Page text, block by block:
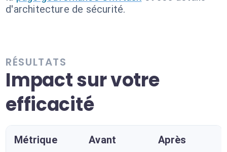
d'architecture de sécurité.
RÉSULTATS
Impact sur votre
efficacité
Métrique Avant Après